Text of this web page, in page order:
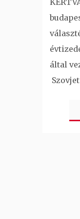
által